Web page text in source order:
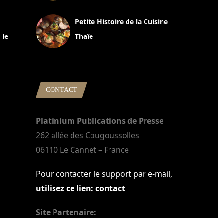
le
Petite Histoire de la Cuisine
Thaïe
CONTACT
Platinium Publications de Presse
262 allée des Cougoussolles
06110 Le Cannet – France
Pour contacter le support par e-mail,
utilisez ce lien: contact
Site Partenaire: